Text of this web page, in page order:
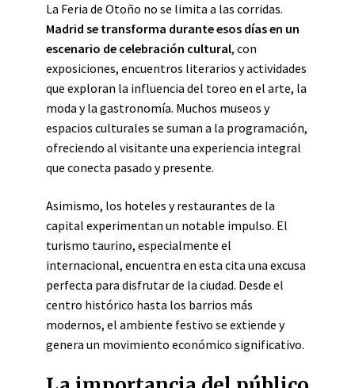
La Feria de Otoño no se limita a las corridas.
Madrid se transforma durante esos días en un
escenario de celebración cultural, con
exposiciones, encuentros literarios y actividades
que exploran la influencia del toreo en el arte, la
moda y la gastronomía. Muchos museos y
espacios culturales se suman a la programación,
ofreciendo al visitante una experiencia integral
que conecta pasado y presente.
Asimismo, los hoteles y restaurantes de la
capital experimentan un notable impulso. El
turismo taurino, especialmente el
internacional, encuentra en esta cita una excusa
perfecta para disfrutar de la ciudad. Desde el
centro histórico hasta los barrios más
modernos, el ambiente festivo se extiende y
genera un movimiento económico significativo.